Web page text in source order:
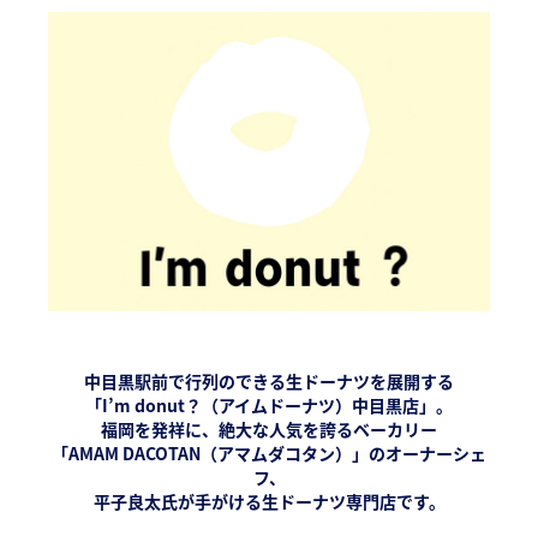
中目黒駅前で行列のできる生ドーナツを展開する
「I’m donut？（アイムドーナツ）中目黒店」。
福岡を発祥に、絶大な人気を誇るベーカリー
「AMAM DACOTAN（アマムダコタン）」のオーナーシェ
フ、
平子良太氏が手がける生ドーナツ専門店です。